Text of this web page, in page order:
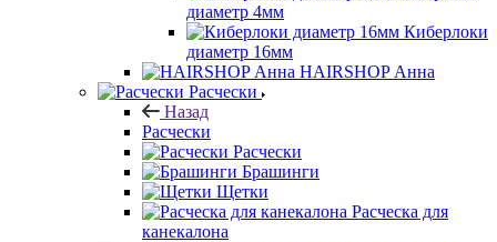
диаметр 4мм
Киберлоки
диаметр 16мм
HAIRSHOP Анна
Расчески
Назад
Расчески
Расчески
Брашинги
Щетки
Расческа для
канекалона